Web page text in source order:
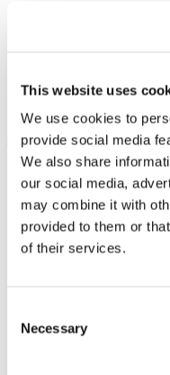
This website uses
We use cookies to
provide social media
We also share
our social media,
may combine it with
provided to them or
of their services.
Selection
Necessary